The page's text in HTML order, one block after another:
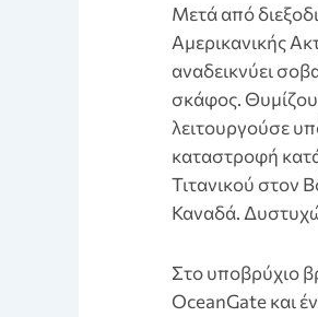
Μετά από
Αμερικανικής
αναδεικνύει
σκάφος.
λειτουργούσε
καταστροφή
Τιτανικού στον
Καναδά.
Στο υποβρύχιο
OceanGate και